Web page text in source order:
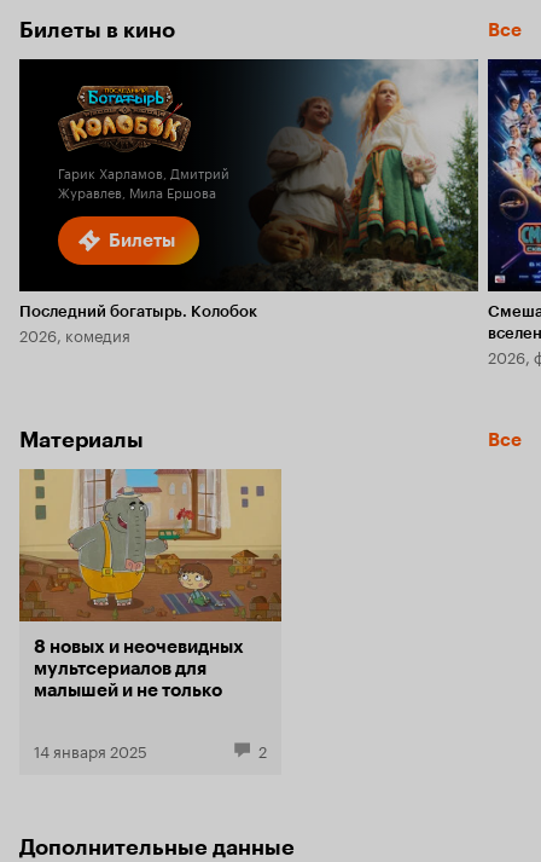
Билеты в кино Все
Билеты
Гарик Харламов, Дмитрий
Журавлев, Мила Ершова
Последний богатырь. Колобок
2026, комедия
2026,
Материалы Все
8 новых и неочевидных
мультсериалов для
малышей и не только
14 января 2025 2
Дополнительные данные